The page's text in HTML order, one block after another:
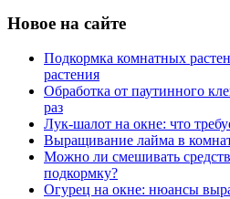
Новое на сайте
Подкормка комнатных
растения
Обработка от паутинного
раз
Лук-шалот на окне: что
Выращивание лайма в
Можно ли смешивать
подкормку?
Огурец на окне: нюансы